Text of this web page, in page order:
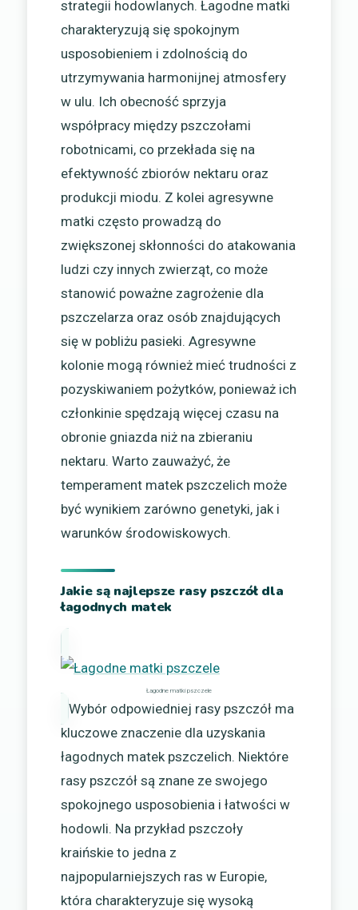
strategii hodowlanych. Łagodne matki
charakteryzują się spokojnym
usposobieniem i zdolnością do
utrzymywania harmonijnej atmosfery
w ulu. Ich obecność sprzyja
współpracy między pszczołami
robotnicami, co przekłada się na
efektywność zbiorów nektaru oraz
produkcji miodu. Z kolei agresywne
matki często prowadzą do
zwiększonej skłonności do atakowania
ludzi czy innych zwierząt, co może
stanowić poważne zagrożenie dla
pszczelarza oraz osób znajdujących
się w pobliżu pasieki. Agresywne
kolonie mogą również mieć trudności z
pozyskiwaniem pożytków, ponieważ ich
członkinie spędzają więcej czasu na
obronie gniazda niż na zbieraniu
nektaru. Warto zauważyć, że
temperament matek pszczelich może
być wynikiem zarówno genetyki, jak i
warunków środowiskowych.
Jakie są najlepsze rasy pszczół dla
łagodnych matek
Łagodne matki pszczele
Wybór odpowiedniej rasy pszczół ma
kluczowe znaczenie dla uzyskania
łagodnych matek pszczelich. Niektóre
rasy pszczół są znane ze swojego
spokojnego usposobienia i łatwości w
hodowli. Na przykład pszczoły
kraińskie to jedna z
najpopularniejszych ras w Europie,
która charakteryzuje się wysoką